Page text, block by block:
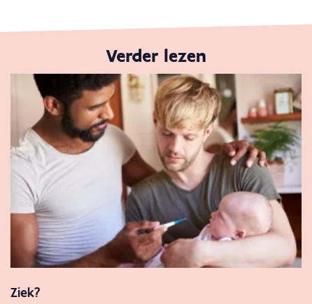
Verder lezen
Ziek?